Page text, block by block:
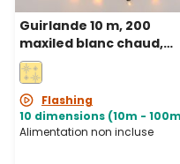
Guirlande 10 m, 200
maxiled blanc chaud,
câble vert,
prolongeable, IP67
Flashing
10 dimensions (10m -
Alimentation non incluse